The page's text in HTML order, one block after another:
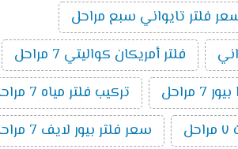
فلتر تايواني سبع مراحل
فلتر أمريكان كواليتي 7 مراحل
مراحل
تركيب فلتر مياه 7 مراحل
سعر فلتر بيور لايف 7 مراحل